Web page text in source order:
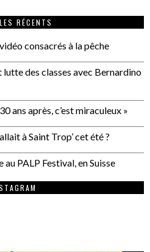
RÉCENTS
consacrés à la pêche
des classes avec Bernardino
ans après, c’est miraculeux »
à Saint Trop’ cet été ?
PALP Festival, en Suisse